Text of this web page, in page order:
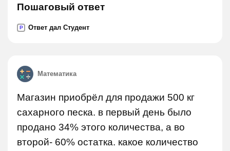
Пошаговый ответ
P Ответ дал Студент
Математика
Магазин приобрёл для продажи 500 кг
сахарного песка. в первый день было
продано 34% этого количества, а во
второй- 60% остатка. какое количество